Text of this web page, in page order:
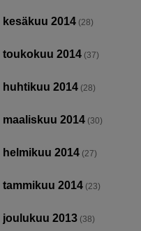
kesäkuu 2014 (28)
toukokuu 2014 (37)
huhtikuu 2014 (28)
maaliskuu 2014 (30)
helmikuu 2014 (27)
tammikuu 2014 (23)
joulukuu 2013 (38)